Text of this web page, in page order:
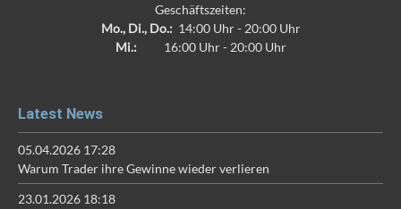
Geschäftszeiten:
Mo., Di., Do.:14:00 Uhr - 20:00 Uhr
Mi.:
16:00 Uhr - 20:00 Uhr
Latest News
05.04.2026 17:28
Warum Trader ihre Gewinne wieder verlieren
23.01.2026 18:18